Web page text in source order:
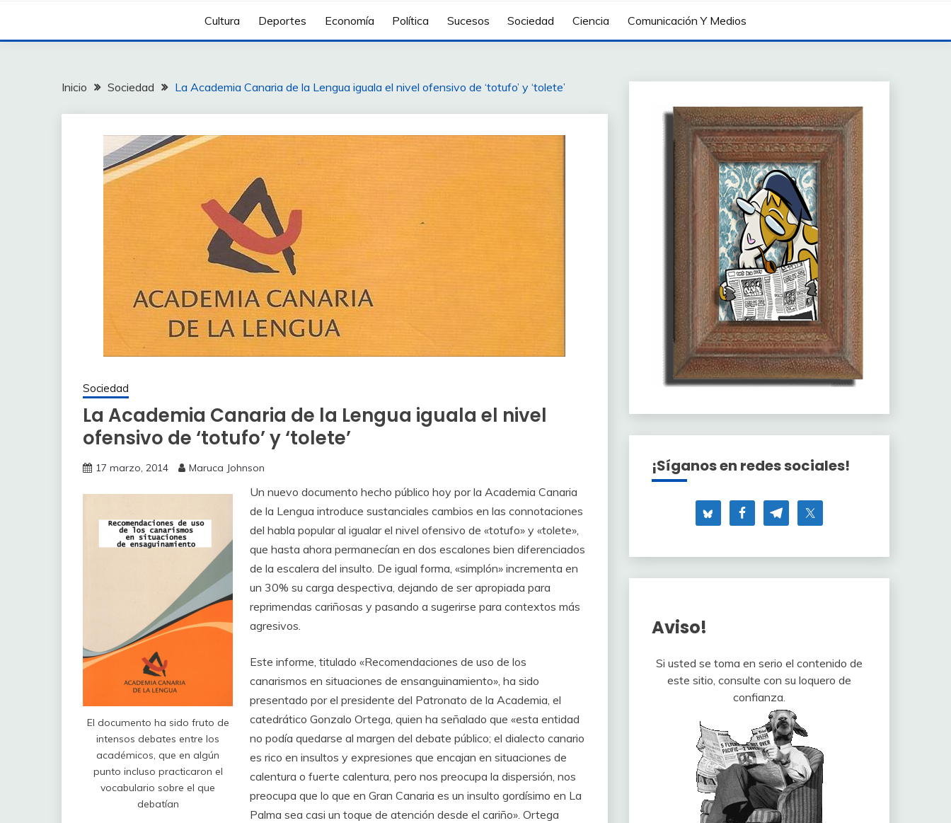
Cultura Deportes Economía Política Sucesos Sociedad Ciencia Comunicación Y Medios
Inicio Sociedad La Academia Canaria de la Lengua iguala el nivel ofensivo de ‘totufo’ y ‘tolete’
Sociedad
La Academia Canaria de la Lengua iguala el nivel
ofensivo de ‘totufo’ y ‘tolete’
17 marzo, 2014 Maruca Johnson
El documento ha sido fruto de
intensos debates entre los
académicos, que en algún
punto incluso practicaron el
vocabulario sobre el que
debatían
Un nuevo documento hecho público hoy por la Academia Canaria
de la Lengua introduce sustanciales cambios en las connotaciones
del habla popular al igualar el nivel ofensivo de «totufo» y «tolete»,
que hasta ahora permanecían en dos escalones bien diferenciados
de la escalera del insulto. De igual forma, «simplón» incrementa en
un 30% su carga despectiva, dejando de ser apropiada para
reprimendas cariñosas y pasando a sugerirse para contextos más
agresivos.
Este informe, titulado «Recomendaciones de uso de los
canarismos en situaciones de ensanguinamiento», ha sido
presentado por el presidente del Patronato de la Academia, el
catedrático Gonzalo Ortega, quien ha señalado que «esta entidad
no podía quedarse al margen del debate público; el dialecto canario
es rico en insultos y expresiones que encajan en situaciones de
calentura o fuerte calentura, pero nos preocupa la dispersión, nos
preocupa que lo que en Gran Canaria es un insulto gordísimo en La
Palma sea casi un toque de atención desde el cariño». Ortega
¡Síganos en redes sociales!
Aviso!
Si usted se toma en serio el contenido de
este sitio, consulte con su loquero de
confianza.